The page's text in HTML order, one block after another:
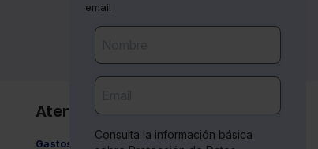
email
Consulta la información básica
Atención al cliente
Gastos de envío